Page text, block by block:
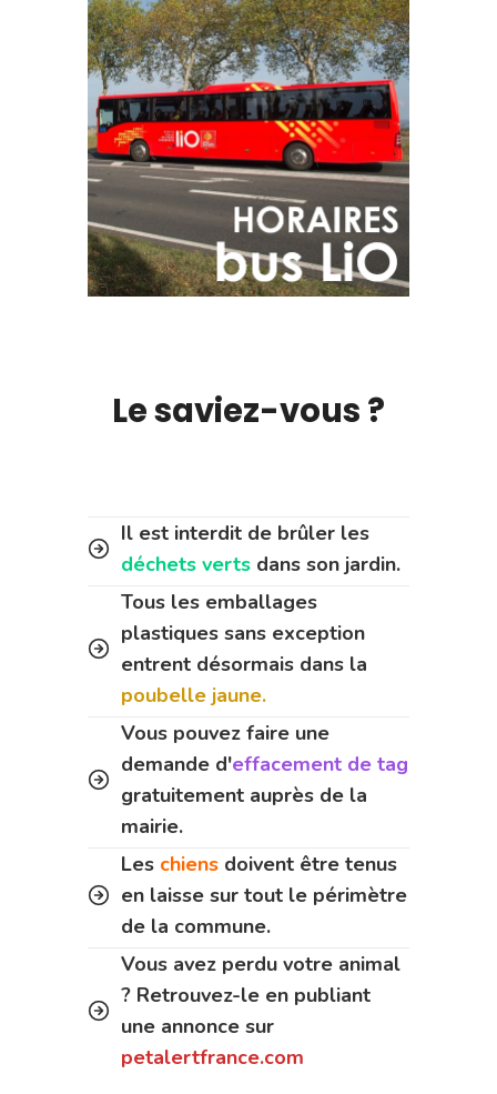
Le saviez-vous ?
Il est interdit de brûler les
déchets verts dans son jardin.
Tous les emballages
plastiques sans exception
entrent désormais dans la
poubelle jaune.
Vous pouvez faire une
demande d'effacement de tag
gratuitement auprès de la
mairie.
Les chiens doivent être tenus
en laisse sur tout le périmètre
de la commune.
Vous avez perdu votre animal
? Retrouvez-le en publiant
une annonce sur
petalertfrance.com